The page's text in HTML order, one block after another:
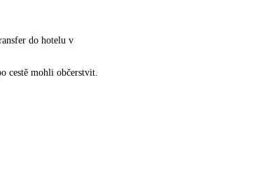
do hotelu v
cestě mohli občerstvit.